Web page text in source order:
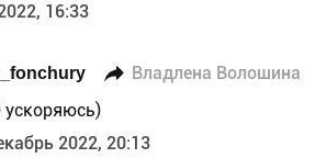
16:33
Владлена Волошина
ускоряюсь)
2022, 20:13